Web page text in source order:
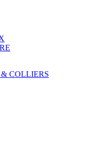
COLLIERS